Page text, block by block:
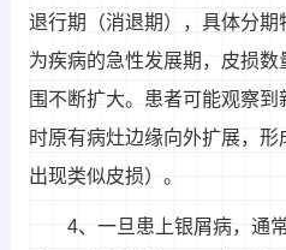
退行期（消退期），具体分
为疾病的急性发展期，皮损
围不断扩大。患者可能观察
时原有病灶边缘向外扩展，形
出现类似皮损）。
4、一旦患上银屑病，通